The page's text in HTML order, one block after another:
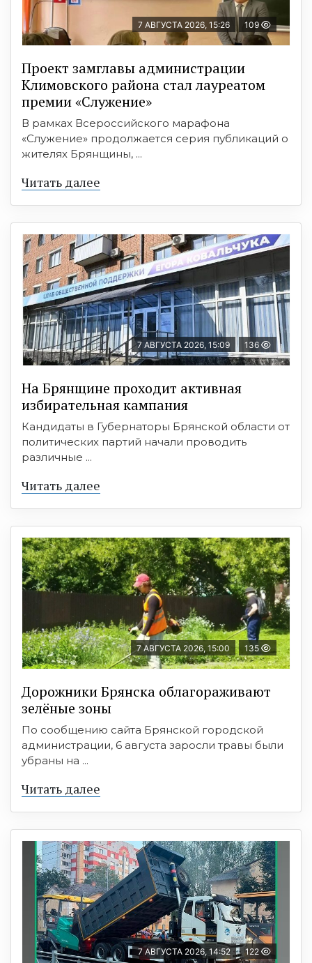
7 АВГУСТА 2026, 15:26 109
Проект замглавы администрации
Климовского района стал лауреатом
премии «Служение»
В рамках Всероссийского марафона
«Служение» продолжается серия публикаций о
жителях Брянщины, ...
Читать далее
7 АВГУСТА 2026, 15:09 136
На Брянщине проходит активная
избирательная кампания
Кандидаты в Губернаторы Брянской области от
политических партий начали проводить
различные ...
Читать далее
7 АВГУСТА 2026, 15:00 135
Дорожники Брянска облагораживают
зелёные зоны
По сообщению сайта Брянской городской
администрации, 6 августа заросли травы были
убраны на ...
Читать далее
7 АВГУСТА 2026, 14:52 122